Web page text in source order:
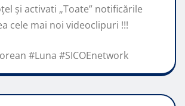
și activati „Toate” notificările
cele mai noi videoclipuri !!!
#Luna #SICOEnetwork